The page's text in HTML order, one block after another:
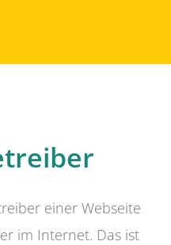
einer Webseite
im Internet. Das ist